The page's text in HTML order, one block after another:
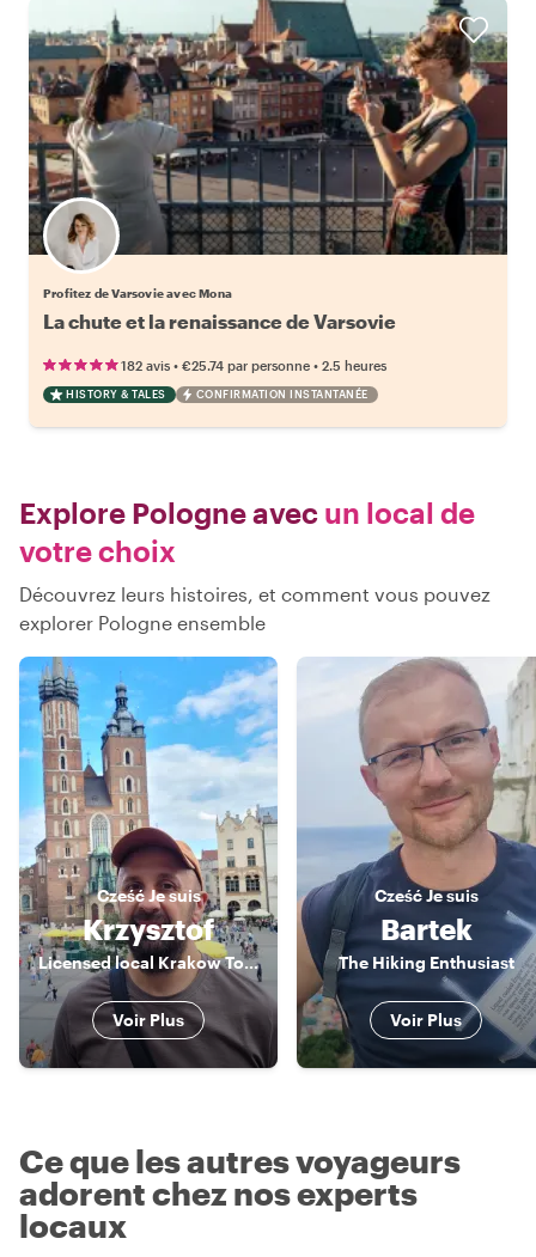
Profitez de Varsovie avec Mona
La chute et la renaissance de Varsovie
182 avis • €25.74 par personne • 2.5 heures
HISTORY & TALES CONFIRMATION INSTANTANÉE
Explore Pologne avec un local de
votre choix
Découvrez leurs histoires, et comment vous pouvez
explorer Pologne ensemble
CześćJe suis
Krzysztof
Licensed local Krakow Tour Guide
Voir Plus
CześćJe suis
Bartek
The Hiking Enthusiast
Voir Plus
Ce que les autres voyageurs
adorent chez nos experts
locaux